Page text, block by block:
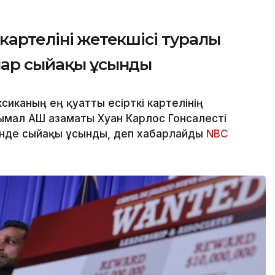
жетекшісі туралы
сыйақы ұсынды
ең қуатты есірткі картелінің
АҚШ азаматы Хуан Карлос Гонсалесті
сыйақы ұсынды, деп хабарлайды NBC